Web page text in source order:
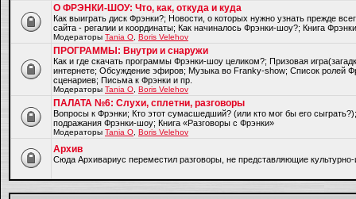
О ФРЭНКИ-ШОУ: Что, как, откуда и куда
Как выиграть диск Фрэнки?; Новости, о которых нужно узнать прежде
сайта - регалии и координаты; Как начиналось Фрэнки-шоу?; Книга
Модераторы Tania O Boris Velehov
ПРОГРАММЫ: Внутри и снаружи
Как и где скачать программы Фрэнки-шоу целиком?; Призовая
интернете; Обсуждение эфиров; Музыка во Franky-show; Список ролей
сценариев; Письма к Фрэнки и пр.
Модераторы Tania O Boris Velehov
ПАЛАТА №6: Слухи, сплетни, разговоры
Вопросы к Фрэнки; Кто этот сумасшедший? (или кто мог бы его
подражания Фрэнки-шоу; Книга «Разговоры с Фрэнки»
Модераторы Tania O Boris Velehov
Архив
Cюда Архивариус переместил разговоры, не представляющие культурно-